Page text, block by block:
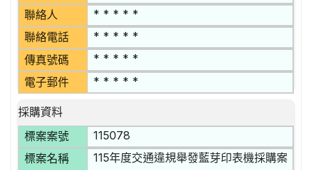
聯絡人 * * * * *
聯絡電話 * * * * *
傳真號碼 * * * * *
電子郵件 * * * * *
採購資料
標案案號
115078
標案名稱 115年度交通違規舉發藍芽印表機採購案